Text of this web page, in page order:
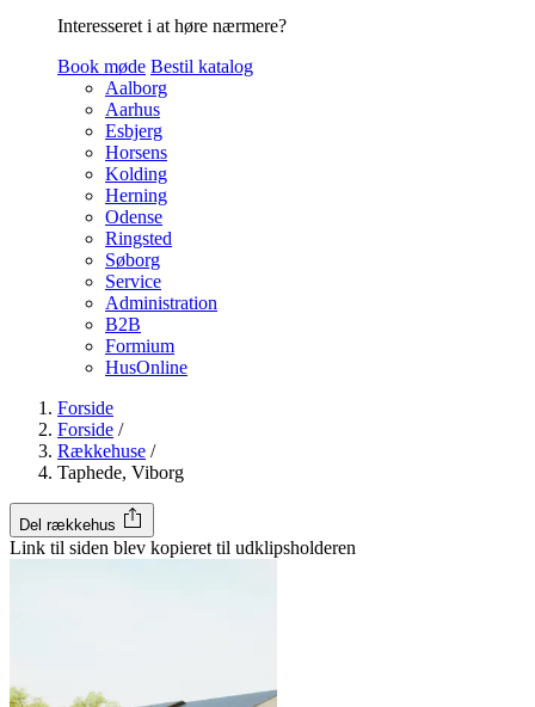
Interesseret i at høre nærmere?
Book møde Bestil katalog
Aalborg
Aarhus
Esbjerg
Horsens
Kolding
Herning
Odense
Ringsted
Søborg
Service
Administration
B2B
Formium
HusOnline
Forside
Forside /
Rækkehuse /
Taphede, Viborg
Del rækkehus
Link til siden blev kopieret til udklipsholderen